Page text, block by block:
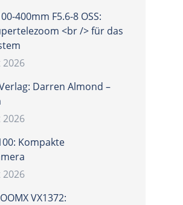
400mm F5.6-8 OSS:
<br /> für das
2026
Darren Almond –
2026
Kompakte
2026
VX1372: